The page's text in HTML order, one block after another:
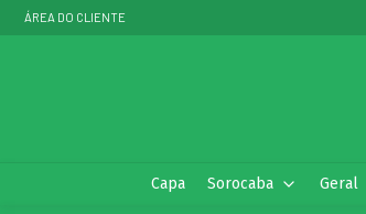
ÁREA DO CLIENTE
Capa Sorocaba Geral